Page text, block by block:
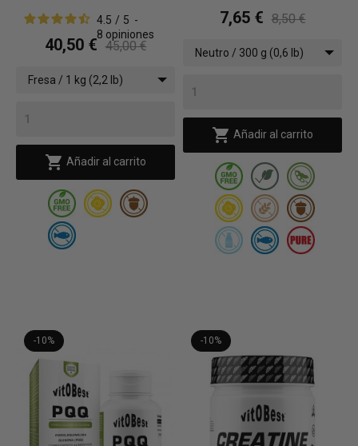
4.5 / 5 -
8 opiniones
40,50 € 45,00 €
Fresa / 1 kg (2,2 lb)
 Añadir al carrito
7,65 € 8,50 €
Neutro / 300 g (0,6 lb)
 Añadir al carrito
-10% -10%